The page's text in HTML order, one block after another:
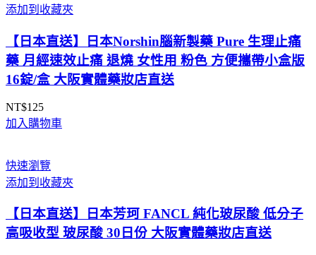
添加到收藏夾
【日本直送】日本Norshin腦新製藥 Pure 生理止痛
藥 月經速效止痛 退燒 女性用 粉色 方便攜帶小盒版
16錠/盒 大阪實體藥妝店直送
NT$125
加入購物車
快速瀏覽
添加到收藏夾
【日本直送】日本芳珂 FANCL 純化玻尿酸 低分子
高吸收型 玻尿酸 30日份 大阪實體藥妝店直送